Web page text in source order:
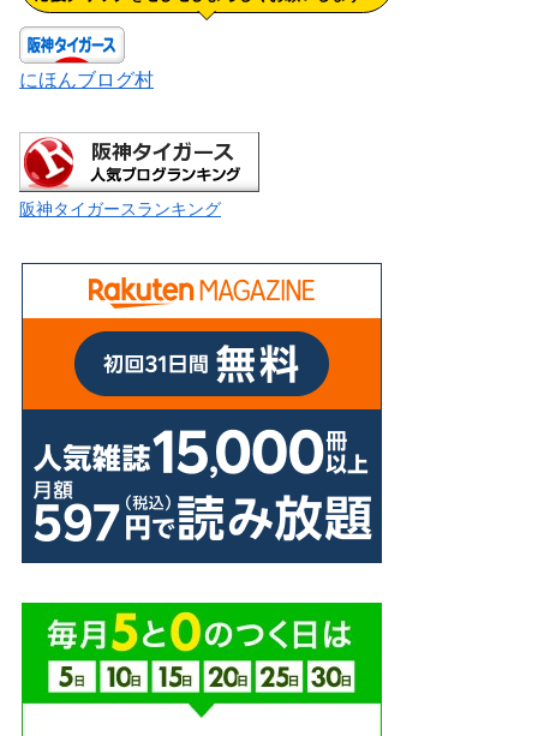
にほんブログ村
阪神タイガースランキング